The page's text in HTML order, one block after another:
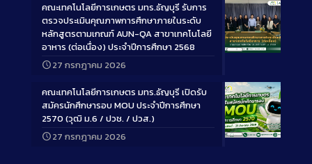
Long
คณะเทคโนโลยีการเกษตร มทร.ธัญบุรี รับการ
ตรวจประเมินคุณภาพการศึกษาภายในระดับ
หลักสูตรตามเกณฑ์ AUN-QA สาขาเทคโนโลยี
อาหาร (ต่อเนื่อง) ประจำปีการศึกษา 2568
27 กรกฎาคม 2026
Long
คณะเทคโนโลยีการเกษตร มทร.ธัญบุรี เปิดรับ
สมัครนักศึกษารอบ MOU ประจำปีการศึกษา
2570 (วุฒิ ม.6 / ปวช. / ปวส.)
27 กรกฎาคม 2026